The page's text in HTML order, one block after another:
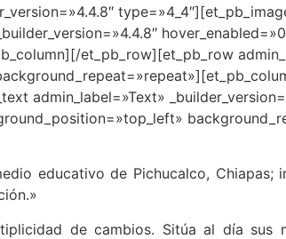
et_pb_row][et_pb_row
admin_label=»Text»
educativo de Pichucalco, Chiapas;
de cambios. Sitúa al día sus